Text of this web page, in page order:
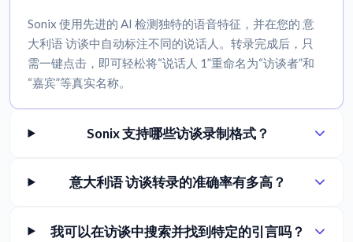
Sonix 使用先进的 AI 检测独特的语音特征，并在您的 意
大利语 访谈中自动标注不同的说话人。转录完成后，只
需一键点击，即可轻松将“说话人 1”重命名为“访谈者”和
“嘉宾”等真实名称。
Sonix 支持哪些访谈录制格式？
意大利语 访谈转录的准确率有多高？
我可以在访谈中搜索并找到特定的引言吗？